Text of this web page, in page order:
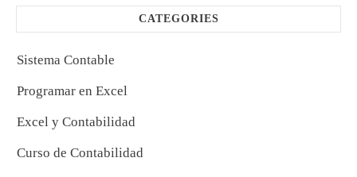
CATEGORIES
Sistema Contable
Programar en Excel
Excel y Contabilidad
Curso de Contabilidad